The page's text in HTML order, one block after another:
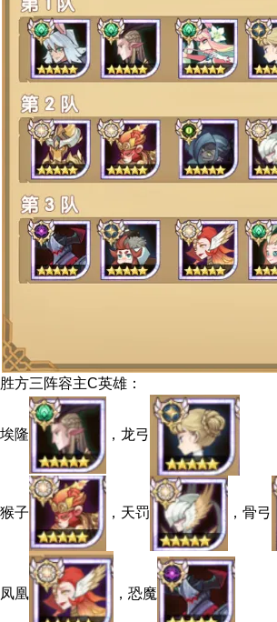
胜方三阵容主C英雄：
埃隆 ，龙弓
猴子 ，天罚 ，骨弓
凤凰 ，恐魔